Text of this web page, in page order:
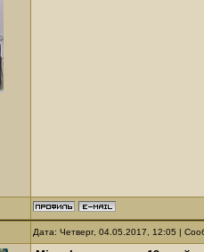
Дата: Четверг, 04.05.2017, 12:05 |